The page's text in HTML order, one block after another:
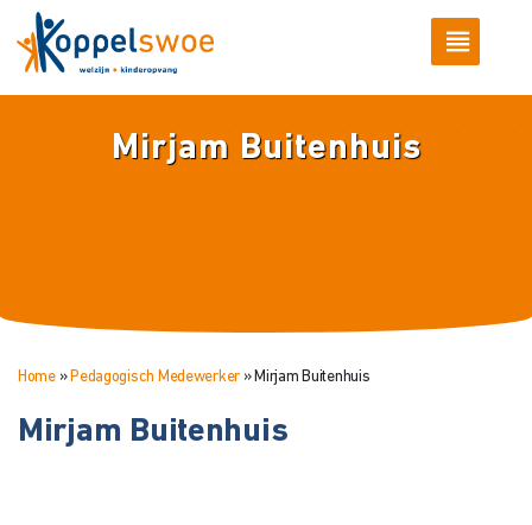
Mirjam Buitenhuis
Home» Pedagogisch Medewerker » Mirjam Buitenhuis
Mirjam Buitenhuis